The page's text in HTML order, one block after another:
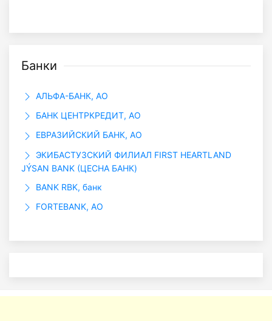
Банки
АЛЬФА-БАНК, АО
БАНК ЦЕНТРКРЕДИТ, АО
ЕВРАЗИЙСКИЙ БАНК, АО
ЭКИБАСТУЗСКИЙ ФИЛИАЛ FIRST HEARTLAND
JÝSAN BANK (ЦЕСНА БАНК)
BANK RBK, банк
FORTEBANK, АО